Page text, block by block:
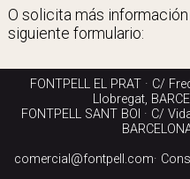
O solicita más
siguiente formulario:
FONTPELL EL PRAT · C/
Llobregat,
FONTPELL SANT BOI · C/
comercial@fontpell.com·